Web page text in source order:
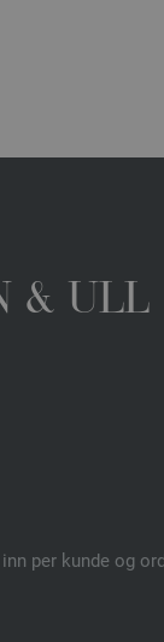
& ULL
per kunde og